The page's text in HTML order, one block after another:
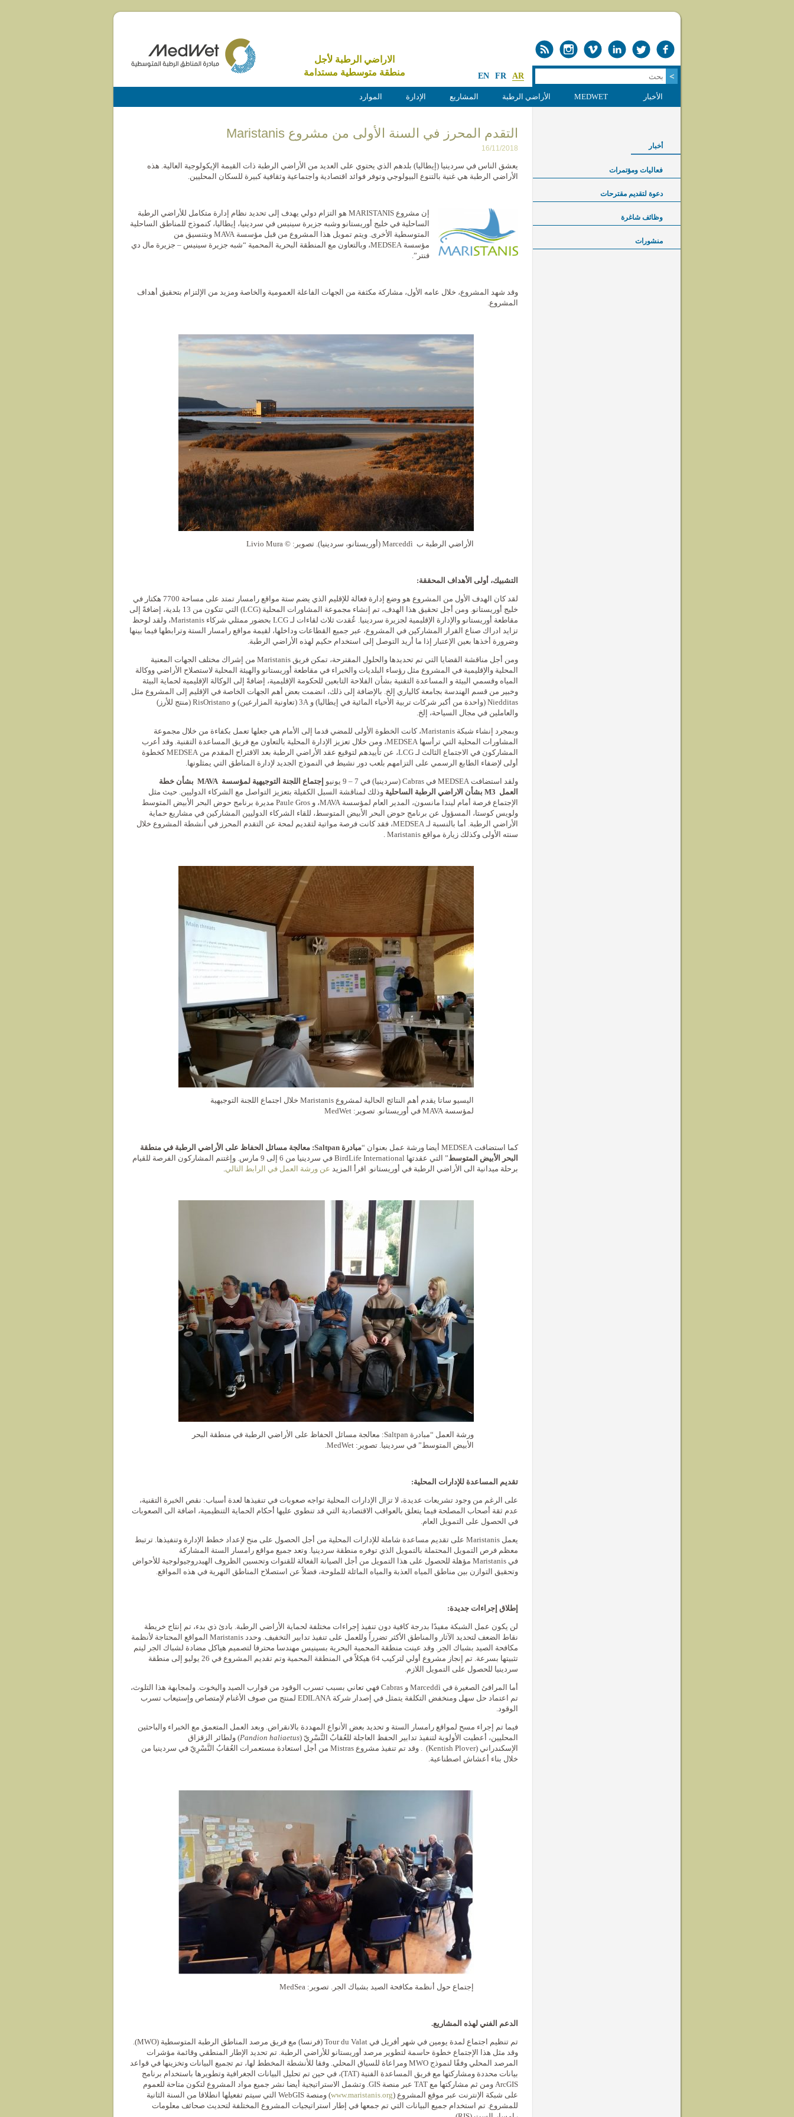
الاراضي الرطبة لأجل
منطقة متوسطية مستدامة
EN FR AR
الأخبار MEDWET الأراضي الرطبة المشاريع الإدارة الموارد
التقدم المحرز في السنة الأولى من مشروع Maristanis
16/11/2018
يعشق الناس في سردينيا (إيطاليا) بلدهم الذي يحتوي على العديد من الأراضي الرطبة ذات القيمة الإيكولوجية العالية. هذه
الأراضي الرطبة هي غنية بالتنوع البيولوجي وتوفر فوائد اقتصادية واجتماعية وثقافية كبيرة للسكان المحليين.
إن مشروع MARISTANIS هو التزام دولي يهدف إلى تحديد نظام إدارة متكامل للأراضي الرطبة
الساحلية في خليج أوريستانو وشبه جزيرة سينيس في سردينيا، إيطاليا، كنموذج للمناطق الساحلية
المتوسطية الأخرى. ويتم تمويل هذا المشروع من قبل مؤسسة MAVA وبتنسيق من
مؤسسة MEDSEA، وبالتعاون مع المنطقة البحرية المحمية “شبه جزيرة سينيس – جزيرة مال دي
فنتر”.
وقد شهد المشروع، خلال عامه الأول، مشاركة مكثفة من الجهات الفاعلة العمومية والخاصة ومزيد من الإلتزام بتحقيق أهداف
المشروع.
الأراضي الرطبة ب Marceddì (أوريستانو، سردينيا). تصوير: © Livio Mura
التشبيك، أولى الأهداف المحققة:
لقد كان الهدف الأول من المشروع هو وضع إدارة فعالة للإقليم الذي يضم ستة مواقع رامسار تمتد على مساحة 7700 هكتار في
خليج أوريستانو. ومن أجل تحقيق هذا الهدف، تم إنشاء مجموعة المشاورات المحلية (LCG) التي تتكون من 13 بلدية، إضافةً إلى
مقاطعة أوريستانو والإدارة الإقليمية لجزيرة سردينيا. عُقدت ثلاث لقاءات لـ LCG بحضور ممثلي شركاء Maristanis، ولقد لوحظ
تزايد ادراك صناع القرار المشاركين في المشروع، عبر جميع القطاعات وداخلها، لقيمة مواقع رامسار الستة وترابطها فيما بينها
وضرورة أخذها بعين الإعتبار إذا ما أريد التوصل إلى استخدام حكيم لهذه الأراضي الرطبة.
ومن أجل مناقشة القضايا التي تم تحديدها والحلول المقترحة، تمكن فريق Maristanis من إشراك مختلف الجهات المعنية
المحلية والإقليمية في المشروع مثل رؤساء البلديات والخبراء في مقاطعة أوريستانو والهيئة المحلية لاستصلاح الأراضي ووكالة
المياه وقسمي البيئة و المساعدة التقنية بشأن الفلاحة التابعين للحكومة الإقليمية، إضافةً إلى الوكالة الإقليمية لحماية البيئة
وخبير من قسم الهندسة بجامعة كالياري إلخ. بالإضافة إلى ذلك، انضمت بعض أهم الجهات الخاصة في الإقليم إلى المشروع مثل
Niedditas (واحدة من أكبر شركات تربية الأحياء المائية في إيطاليا) و 3A (تعاونية المزارعين) و RisOristano (منتج للأرز)
والعاملين في مجال السياحة، إلخ.
وبمجرد إنشاء شبكة Maristanis، كانت الخطوة الأولى للمضي قدما إلى الأمام هي جعلها تعمل بكفاءة من خلال مجموعة
المشاورات المحلية التي ترأسها MEDSEA، ومن خلال تعزيز الإدارة المحلية بالتعاون مع فريق المساعدة التقنية. وقد أعرب
المشاركون في الاجتماع الثالث لـ LCG، عن تأييدهم لتوقيع عقد الأراضي الرطبة بعد الاقتراح المقدم من MEDSEA كخطوة
أولى لإضفاء الطابع الرسمي على التزامهم بلعب دور نشيط في النموذج الجديد لإدارة المناطق التي يمثلونها.
ولقد استضافت MEDSEA في Cabras (سردينيا) في 7 – 9 يونيو إجتماع اللجنة التوجيهية لمؤسسة
MAVA بشأن خطة
العمل M3
بشأن الاراضي الرطبة الساحلية وذلك لمناقشة السبل الكفيلة بتعزيز التواصل مع الشركاء الدوليين. حيث مثل
الإجتماع فرصة أمام ليندا مانسون، المدير العام لمؤسسة MAVA، و Paule Gros مديرة برنامج حوض البحر الأبيض المتوسط
ولويس كوستا، المسؤول عن برنامج حوض البحر الأبيض المتوسط، للقاء الشركاء الدوليين المشاركين في مشاريع حماية
الأراضي الرطبة. أما بالنسبة لـ MEDSEA، فقد كانت فرصة مواتية لتقديم لمحة عن التقدم المحرز في أنشطة المشروع خلال
سنته الأولى وكذلك زيارة مواقع Maristanis .
اليسيو ساتا يقدم أهم النتائج الحالية لمشروع Maristanis خلال اجتماع اللجنة التوجيهية
لمؤسسة MAVA في أوريستانو. تصوير: MedWet
كما استضافت MEDSEA أيضا ورشة عمل بعنوان “ مبادرة
Saltpan: معالجة مسائل الحفاظ على الأراضي الرطبة في منطقة
البحر الأبيض المتوسط
” التي عقدتها BirdLife International في سردينيا من 6 إلى 9 مارس. وإغتنم المشاركون الفرصة للقيام
برحلة ميدانية الى الأراضي الرطبة في أوريستانو. اقرأ المزيد عن ورشة العمل في الرابط التالي.
ورشة العمل “مبادرة Saltpan: معالجة مسائل الحفاظ على الأراضي الرطبة في منطقة البحر
الأبيض المتوسط” في سردينيا. تصوير: MedWet.
تقديم المساعدة للإدارات المحلية:
على الرغم من وجود تشريعات عديدة، لا تزال الإدارات المحلية تواجه صعوبات في تنفيذها لعدة أسباب: نقص الخبرة التقنية،
عدم ثقة أصحاب المصلحة فيما يتعلق بالعواقب الاقتصادية التي قد تنطوي عليها أحكام الحماية التنظيمية، اضافة الى الصعوبات
في الحصول على التمويل العام.
يعمل Maristanis على تقديم مساعدة شاملة للإدارات المحلية من أجل الحصول على منح لإعداد خطط الإدارة وتنفيذها. ترتبط
معظم فرص التمويل المحتملة بالتمويل الذي توفره منطقة سردينيا. وتعد جميع مواقع رامسار الستة المشاركة
في Maristanis مؤهلة للحصول على هذا التمويل من أجل الصيانة الفعالة للقنوات وتحسين الظروف الهيدروجيولوجية للأحواض
وتحقيق التوازن بين مناطق المياه العذبة والمياه المائلة للملوحة، فضلاً عن استصلاح المناطق النهرية في هذه المواقع.
إطلاق إجراءات جديدة:
لن يكون عمل الشبكة مفيدًا بدرجة كافية دون تنفيذ إجراءات مختلفة لحماية الأراضي الرطبة. بادئ ذي بدء، تم إنتاج خريطة
نقاط الضعف لتحديد الآثار والمناطق الأكثر تضرراً وللعمل على تنفيذ تدابير التخفيف. وحدد Maristanis المواقع المحتاجة لأنظمة
مكافحة الصيد بشباك الجر. وقد عينت منطقة المحمية البحرية بسينيس مهندسا محترفا لتصميم هياكل مضادة لشباك الجر ليتم
تثبيتها بسرعة. تم إنجاز مشروع أولي لتركيب 64 هيكلاً في المنطقة المحمية وتم تقديم المشروع في 26 يوليو إلى منطقة
سردينيا للحصول على التمويل اللازم.
أما المرافئ الصغيرة في Marceddì و Cabras فهي تعاني بسبب تسرب الوقود من قوارب الصيد واليخوت. ولمجابهة هذا التلوث،
تم اعتماد حل سهل ومنخفض التكلفة يتمثل في إصدار شركة EDILANA لمنتج من صوف الأغنام لإمتصاص وإستيعاب تسرب
الوقود.
فيما تم إجراء مسح لمواقع رامسار الستة و تحديد بعض الأنواع المهددة بالانقراض. وبعد العمل المتعمق مع الخبراء والباحثين
المحليين، أعطيت الأولوية لتنفيذ تدابير الحفظ العاجلة للعُقابُ النَّسْرِيّ (Pandion haliaetus) ولطائر الزقزاق
الإسكندراني (Kentish Plover) . وقد تم تنفيذ مشروع Mistras من أجل استعادة مستعمرات العُقابُ النَّسْرِيّ في سردينيا من
خلال بناء أعشاش اصطناعية.
إجتماع حول أنظمة مكافحة الصيد بشباك الجر. تصوير: MedSea
الدعم الفني لهذه المشاريع.
تم تنظيم اجتماع لمدة يومين في شهر أفريل في Tour du Valat (فرنسا) مع فريق مرصد المناطق الرطبة المتوسطية ​​(MWO).
وقد مثل هذا الإجتماع خطوة حاسمة لتطوير مرصد أوريستانو للأراضي الرطبة. تم تحديد الإطار المنطقي وقائمة مؤشرات
المرصد المحلي وفقًا لنموذج MWO ومراعاة للسياق المحلي. وفقا للأنشطة المخطط لها، تم تجميع البيانات وتخزينها في قواعد
بيانات محددة ومشاركتها مع فريق المساعدة الفنية (TAT)، في حين تم تحليل البيانات الجغرافية وتطويرها باستخدام برنامج
ArcGIS ومن ثم مشاركتها مع TAT عبر منصة GIS. وتشمل الاستراتيجية أيضا نشر جميع مواد المشروع لتكون متاحة للعموم
على شبكة الإنترنت عبر موقع المشروع (www.maristanis.org
) ومنصة WebGIS التي سيتم تفعيلها انطلاقا من السنة الثانية
للمشروع. تم استخدام جميع البيانات التي تم جمعها في إطار استراتيجيات المشروع المختلفة لتحديث صحائف معلومات
أخبار
فعاليات ومؤتمرات
دعوة لتقديم مقترحات
وظائف شاغرة
منشورات